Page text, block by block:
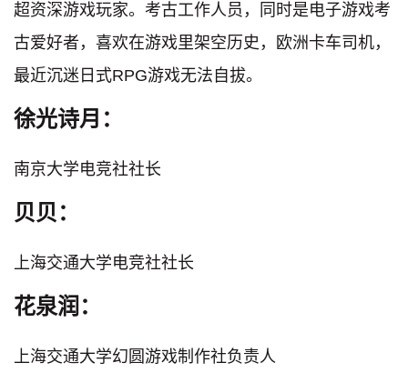
超资深游戏玩家。考古工作人员，同时是电子游戏考
古爱好者，喜欢在游戏里架空历史，欧洲卡车司机，
最近沉迷日式RPG游戏无法自拔。
徐光诗月：
南京大学电竞社社长
贝贝：
上海交通大学电竞社社长
花泉润：
上海交通大学幻圆游戏制作社负责人